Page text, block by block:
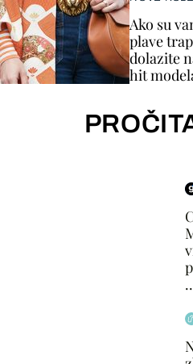
Ako su
plave
dolazite
hit